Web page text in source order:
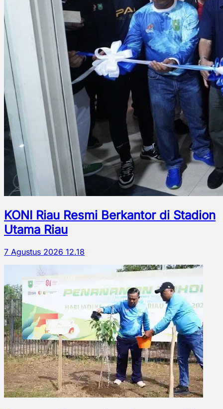
KONI Riau Resmi Berkantor di Stadion
Utama Riau
7 Agustus 2026 12.18